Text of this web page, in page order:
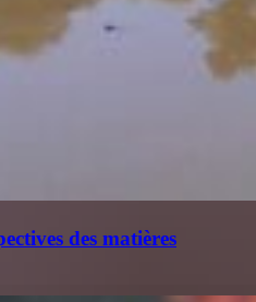
des matières